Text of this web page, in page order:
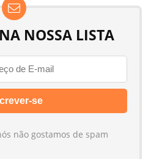
NOSSA LISTA
não gostamos de spam